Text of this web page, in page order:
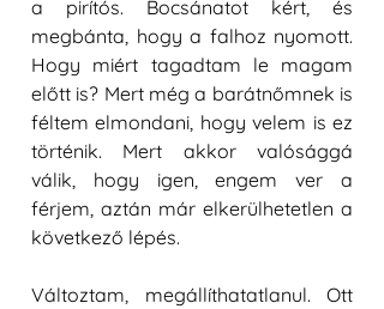
a pirítós. Bocsánatot kért, és
megbánta, hogy a falhoz nyomott.
Hogy miért tagadtam le magam
előtt is? Mert még a barátnőmnek is
féltem elmondani, hogy velem is ez
történik. Mert akkor valósággá
válik, hogy igen, engem ver a
férjem, aztán már elkerülhetetlen a
következő lépés.
Változtam, megállíthatatlanul. Ott